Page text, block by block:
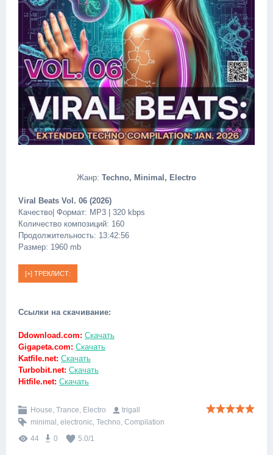
Жанр: Techno, Minimal, Electro
Viral Beats Vol. 06 (2026)
Качество| Формат: MP3 | 320 kbps
Количество композиций: 160
Продолжительность: 13:42:56
Размер: 1960 mb
Ссылки на скачивание:
Ddownload.com: Скачать
Gigapeta.com: Скачать
Katfile.net: Скачать
Turbobit.net: Скачать
Hitfile.net: Скачать
House, Trance, Electro
trigall
minimal , electronic, Techno, Compilation
44
0 5.0/1